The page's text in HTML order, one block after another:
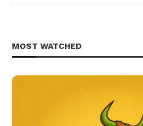
MOST WATCHED